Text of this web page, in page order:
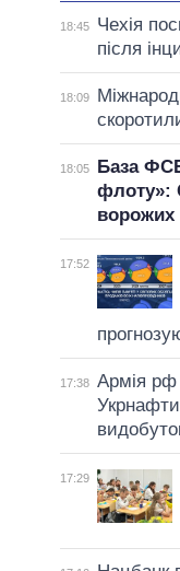
18:45
Чехія
після
18:09
18:05
База
флоту»:
ворожих
17:52
17:38 Армія рф
17:29